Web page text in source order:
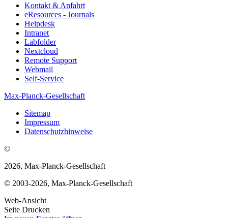
Kontakt & Anfahrt
eResources - Journals
Helpdesk
Intranet
Labfolder
Nextcloud
Remote Support
Webmail
Self-Service
Max-Planck-Gesellschaft
Sitemap
Impressum
Datenschutzhinweise
©
2026, Max-Planck-Gesellschaft
© 2003-2026, Max-Planck-Gesellschaft
Web-Ansicht
Seite Drucken